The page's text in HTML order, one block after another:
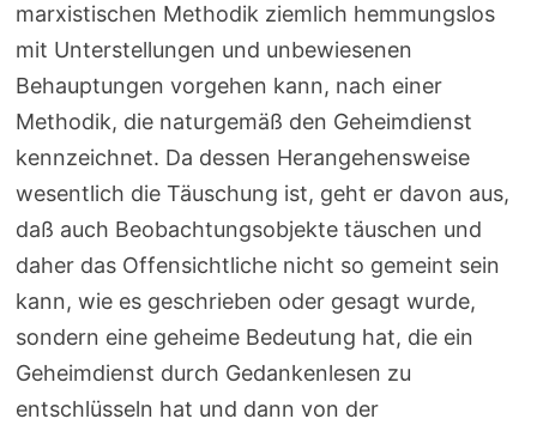
marxistischen Methodik ziemlich hemmungslos
mit Unterstellungen und unbewiesenen
Behauptungen vorgehen kann, nach einer
Methodik, die naturgemäß den Geheimdienst
kennzeichnet. Da dessen Herangehensweise
wesentlich die Täuschung ist, geht er davon aus,
daß auch Beobachtungsobjekte täuschen und
daher das Offensichtliche nicht so gemeint sein
kann, wie es geschrieben oder gesagt wurde,
sondern eine geheime Bedeutung hat, die ein
Geheimdienst durch Gedankenlesen zu
entschlüsseln hat und dann von der